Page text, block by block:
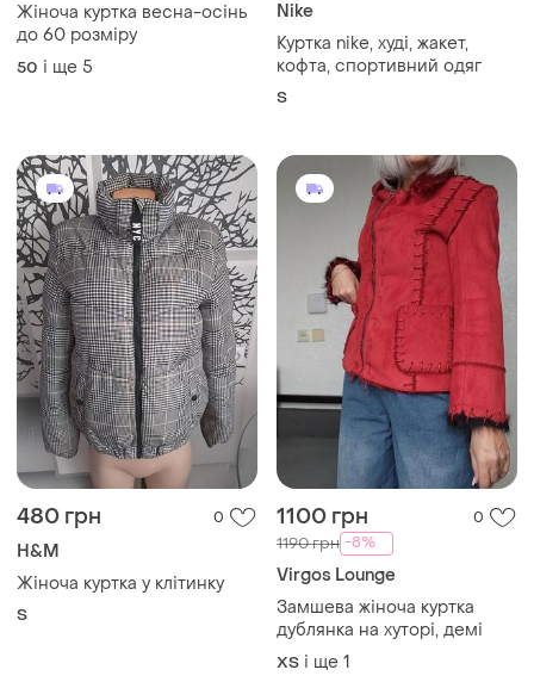
480 грн 0
H&M
Жіноча куртка у клітинку
S
1100 грн
1190 грн -8%
Virgos Lounge
Замшева жіноча куртка
дублянка на хуторі, демі
ХS і ще 1
Завантажуйте додаток
Купуйте речі і спілкуйтесь у будь-якому місці